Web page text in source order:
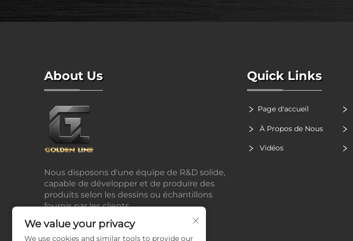
About Us
Nous disposons d'une équipe de R&D solide,
capable de développer et de produire des
produits selon les dessins ou échantillons
fournis par les clients.
Quick Links
Page d'accueil
À Propos de Nous
Vidéos
We value your privacy
We use cookies and similar tools to provide our